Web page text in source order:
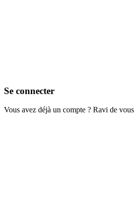
Se connecter
Vous avez déjà un compte ? Ravi de